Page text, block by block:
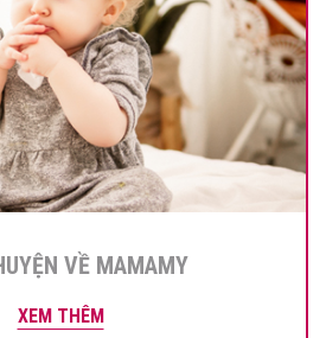
VỀ MAMAMY
XEM THÊM